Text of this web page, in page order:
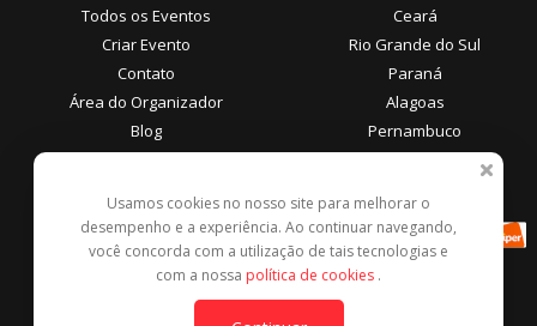
Todos os Eventos
Criar Evento
Contato
Área do Organizador
Blog
Ceará
Rio Grande do Sul
Paraná
Alagoas
Pernambuco
Área do Participante
Central de Ajuda
Denunciar este evento
Formas de Pagamento
Usamos cookies no nosso site para melhorar o
desempenho e a experiência. Ao continuar navegando,
você concorda com a utilização de tais tecnologias e
com a nossa política de cookies .